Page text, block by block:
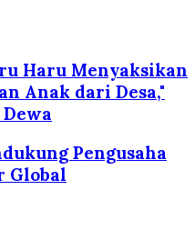
Haru Menyaksikan
Anak dari Desa,"
Pengusaha
Global